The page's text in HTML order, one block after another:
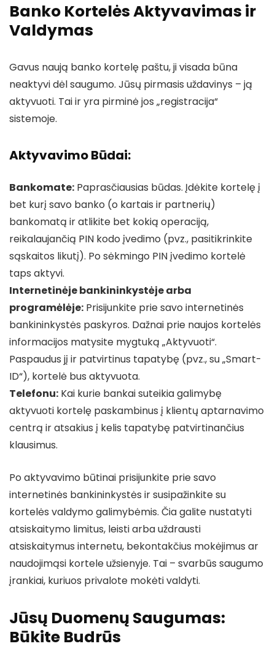
Banko Kortelės Aktyvavimas ir
Valdymas
Gavus naują banko kortelę paštu, ji visada būna
neaktyvi dėl saugumo. Jūsų pirmasis uždavinys – ją
aktyvuoti. Tai ir yra pirminė jos „registracija“
sistemoje.
Aktyvavimo Būdai:
Bankomate: Paprasčiausias būdas. Įdėkite kortelę į
bet kurį savo banko (o kartais ir partnerių)
bankomatą ir atlikite bet kokią operaciją,
reikalaujančią PIN kodo įvedimo (pvz., pasitikrinkite
sąskaitos likutį). Po sėkmingo PIN įvedimo kortelė
taps aktyvi.
Internetinėje bankininkystėje arba
programėlėje: Prisijunkite prie savo internetinės
bankininkystės paskyros. Dažnai prie naujos kortelės
informacijos matysite mygtuką „Aktyvuoti“.
Paspaudus jį ir patvirtinus tapatybę (pvz., su „Smart-
ID“), kortelė bus aktyvuota.
Telefonu: Kai kurie bankai suteikia galimybę
aktyvuoti kortelę paskambinus į klientų aptarnavimo
centrą ir atsakius į kelis tapatybę patvirtinančius
klausimus.
Po aktyvavimo būtinai prisijunkite prie savo
internetinės bankininkystės ir susipažinkite su
kortelės valdymo galimybėmis. Čia galite nustatyti
atsiskaitymo limitus, leisti arba uždrausti
atsiskaitymus internetu, bekontakčius mokėjimus ar
naudojimąsi kortele užsienyje. Tai – svarbūs saugumo
įrankiai, kuriuos privalote mokėti valdyti.
Jūsų Duomenų Saugumas:
Būkite Budrūs